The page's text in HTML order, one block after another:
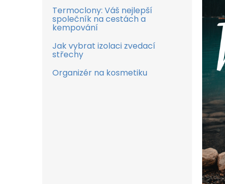
Termoclony: Váš nejlepší
společník na cestách a
kempování
Jak vybrat izolaci zvedací
střechy
Organizér na kosmetiku